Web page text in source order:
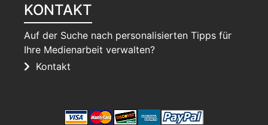
KONTAKT
Auf der Suche nach personalisierten Tipps für
Ihre Medienarbeit verwalten?
Kontakt